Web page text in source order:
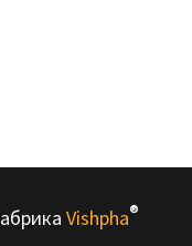
Vishpha®